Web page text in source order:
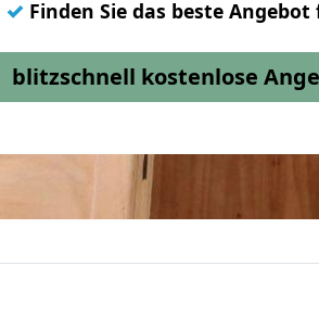
✓ Finden Sie das beste
blitzschnell kostenlose